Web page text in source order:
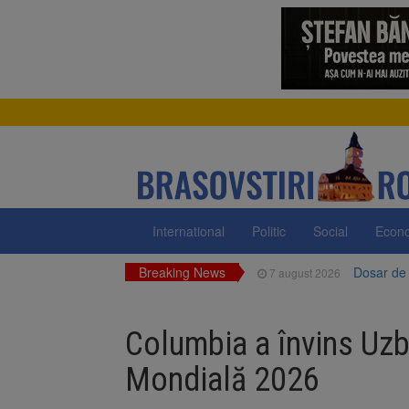
International Politic Social
Breaking News 7 august 2026 Dosar
neigienizate
7 august 2026
7 august 2026
Columbia a învins
Mondială 2026